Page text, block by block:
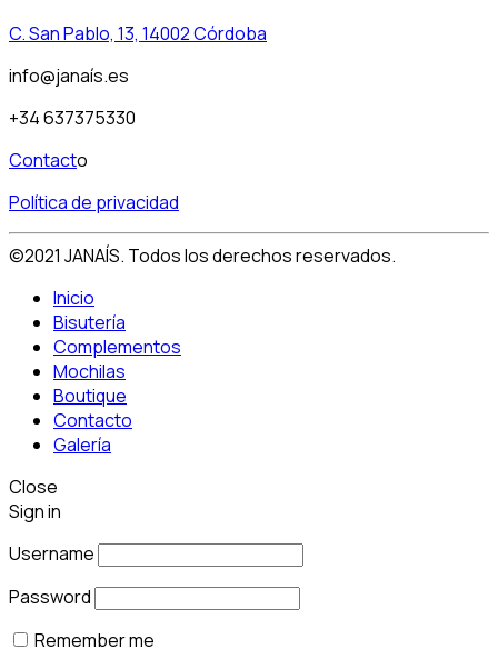
C. San Pablo, 13, 14002 Córdoba
info@janaís.es
+34 637375330
Contacto
Política de privacidad
©2021 JANAÍS. Todos los derechos reservados.
Inicio
Bisutería
Complementos
Mochilas
Boutique
Contacto
Galería
Close
Sign in
Username
Password
Remember me